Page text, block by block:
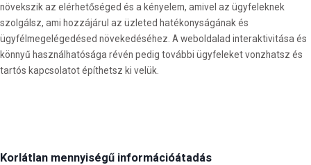
növekszik az elérhetőséged és a kényelem, amivel az ügyfeleknek
szolgálsz, ami hozzájárul az üzleted hatékonyságának és
ügyfélmegelégedésed növekedéséhez. A weboldalad interaktivitása és
könnyű használhatósága révén pedig további ügyfeleket vonzhatsz és
tartós kapcsolatot építhetsz ki velük.
Korlátlan mennyiségű információátadás